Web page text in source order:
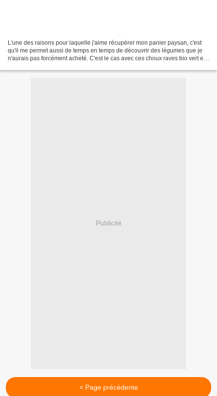
L'une des raisons pour laquelle j'aime récupérer mon panier paysan, c'est
qu'il me permet aussi de temps en temps de découvrir des légumes que je
n'aurais pas forcément acheté. C'est le cas avec ces choux raves bio vert et
Publicité
< Page précédente